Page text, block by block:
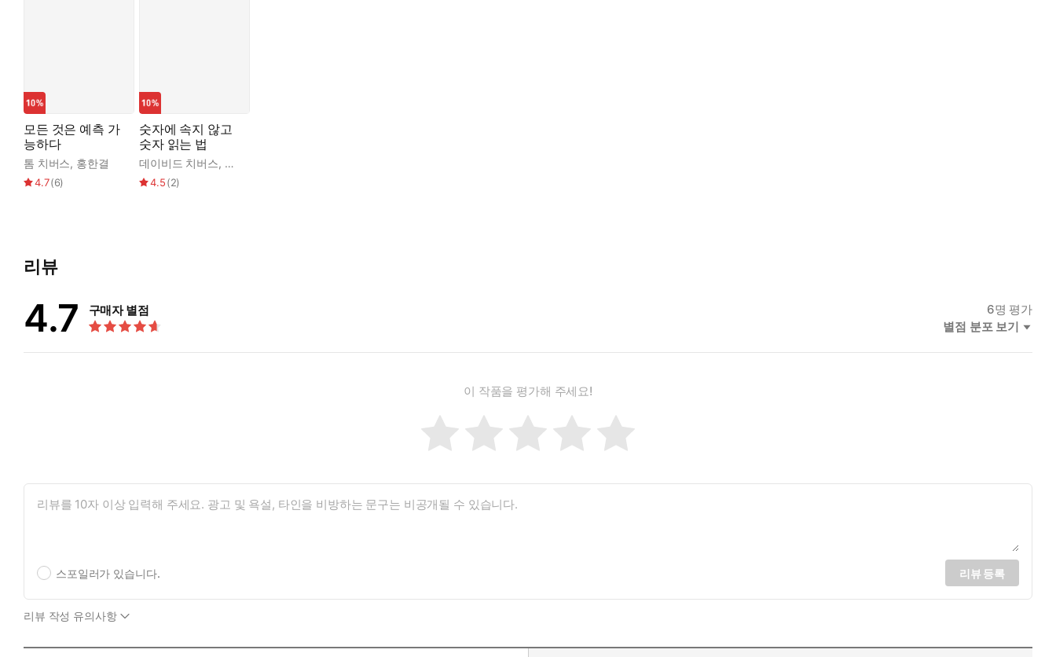
모든 것은 예측 가
능하다
톰 치버스, 홍한결
4.7(6)
숫자에 속지 않고
숫자 읽는 법
데이비드 치버스, 톰 치버스
4.5(2)
리뷰
4.7 구매자 별점 6명 평가
별점 분포 보기
이 작품을 평가해 주세요!
스포일러가 있습니다. 리뷰 등록
리뷰 작성 유의사항